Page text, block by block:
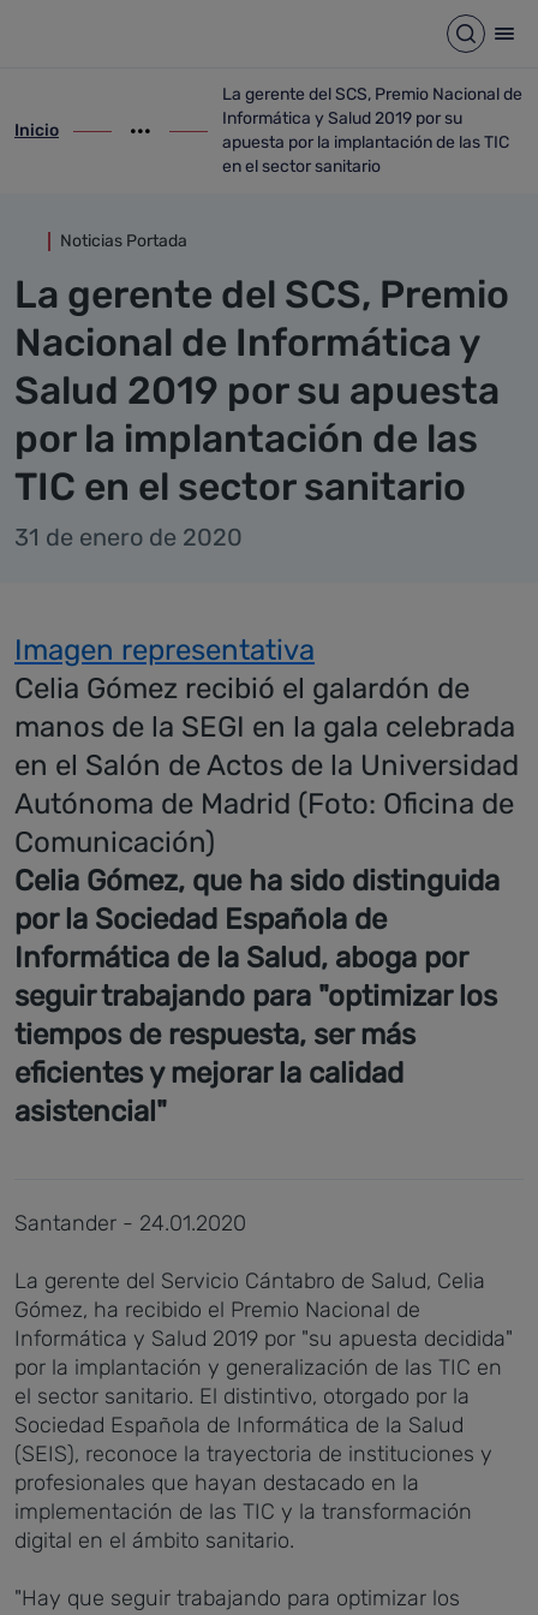
Abrir
ir-a inicio
Inicio
Mostrar opciones del camino de migas
ir-a La gerente del SCS, Premio
La gerente del SCS, Premio Nacional de
Informática y Salud 2019 por su
apuesta por la implantación de las TIC
en el sector sanitario
Noticias Portada
La gerente del SCS, Premio
Nacional de Informática y
Salud 2019 por su apuesta
por la implantación de las
TIC en el sector sanitario
31 de enero de 2020
Imagen representativa
Celia Gómez recibió el galardón de
manos de la SEGI en la gala celebrada
en el Salón de Actos de la Universidad
Autónoma de Madrid (Foto: Oficina de
Comunicación)
Celia Gómez, que ha sido distinguida
por la Sociedad Española de
Informática de la Salud, aboga por
seguir trabajando para "optimizar los
tiempos de respuesta, ser más
eficientes y mejorar la calidad
asistencial"
Santander - 24.01.2020
La gerente del Servicio Cántabro de Salud, Celia
Gómez, ha recibido el Premio Nacional de
Informática y Salud 2019 por "su apuesta decidida"
por la implantación y generalización de las TIC en
el sector sanitario. El distintivo, otorgado por la
Sociedad Española de Informática de la Salud
(SEIS), reconoce la trayectoria de instituciones y
profesionales que hayan destacado en la
implementación de las TIC y la transformación
digital en el ámbito sanitario.
"Hay que seguir trabajando para optimizar los